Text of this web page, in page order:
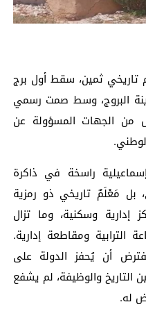
ثمين، سقط أول برج
البروج، وسط صمت رسمي
من الجهات المسؤولة عن
راسخة في ذاكرة
بل مَعْلَمٌ تاريخي ذو رمزية
إدارية وسكنية، وما تزال
الترابية ومقاطعة إدارية.
أن يُحفز الدولة على
التاريخ والوظيفة، لم يشفع
له.